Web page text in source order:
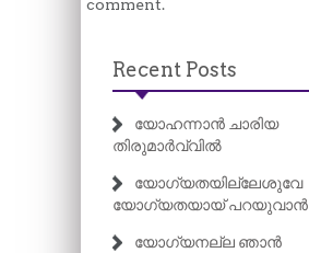
comment.
Recent Posts
യോഹന്നാൻ ചാരിയ
തിരുമാർവ്വിൽ
യോഗ്യതയില്ലേശുവേ
യോഗ്യതയായ് പറയുവാൻ
യോഗ്യനല്ല ഞാൻ